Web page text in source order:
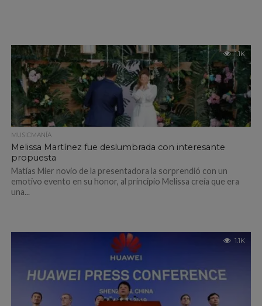
1.1K
MUSICMANÍA
Melissa Martínez fue deslumbrada con interesante
propuesta
Matías Mier novio de la presentadora la sorprendió con un
emotivo evento en su honor, al principio Melissa creía que era
una...
1.1K